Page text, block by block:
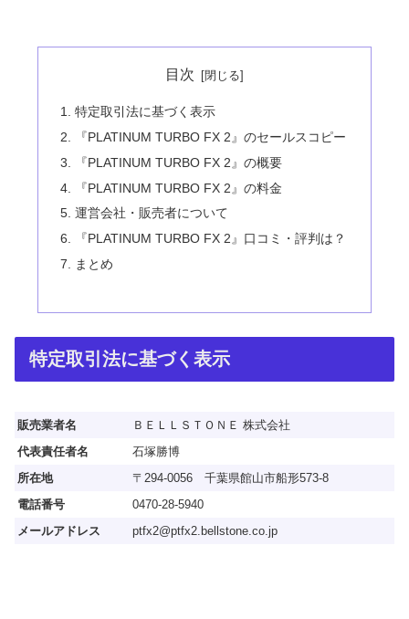
目次
特定取引法に基づく表示
『PLATINUM TURBO FX 2』のセールスコピー
『PLATINUM TURBO FX 2』の概要
『PLATINUM TURBO FX 2』の料金
運営会社・販売者について
『PLATINUM TURBO FX 2』口コミ・評判は？
まとめ
特定取引法に基づく表示
販売業者名
ＢＥＬＬＳＴＯＮＥ 株式会社
代表責任者名
石塚勝博
所在地
〒294-0056 千葉県館山市船形573-8
電話番号
0470-28-5940
メールアドレス
ptfx2@ptfx2.bellstone.co.jp